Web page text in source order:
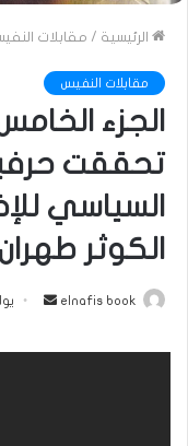
الرئيسية / مقابلات
مقابلات النفيس
الجزء
تحققت
الكوثر طهران
elnafis book
أرسل
يوليو